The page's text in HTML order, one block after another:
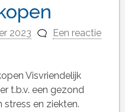
2023
Een reactie
Visvriendelijk
t.b.v. een gezond
en ziekten.